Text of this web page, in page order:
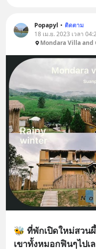
Popapyl • ติดตาม
18 เม.ย. 2023 เวลา
Mondara Villa and
🐝 ที่พักเปิดใหม่สวน